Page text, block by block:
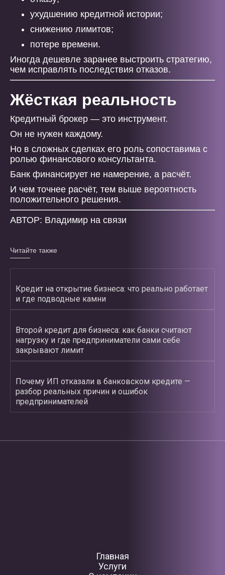
ухудшению кредитной истории;
снижению лимитов;
потере времени.
Иногда дешевле заранее выстроить стратегию,
чем исправлять последствия отказов.
Жёсткая реальность
Кредитный брокер — это инструмент.
Он не нужен каждому.
Но в сложных сделках его роль сопоставима с
ролью финансового консультанта.
Банк финансирует не намерение, а расчёт.
И чем точнее расчёт, тем выше вероятность
положительного решения.
АВТОР: Владимир на связи
Читайте также
Кредит на открытие бизнеса: что реально работает
и где подводные камни
Второй кредит для бизнеса: как банки считают
нагрузку и где предприниматели сами себе
закрывают лимит
Почему ИП отказали в банковском кредите —
разбор реальных причин и ошибок
предпринимателей
Главная
Услуги